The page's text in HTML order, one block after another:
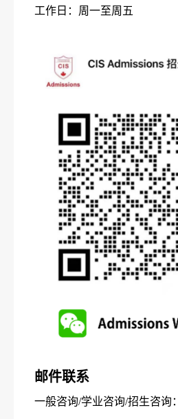
工作日：周一至周五
邮件联系
一般咨询/学业咨询/招生咨询：